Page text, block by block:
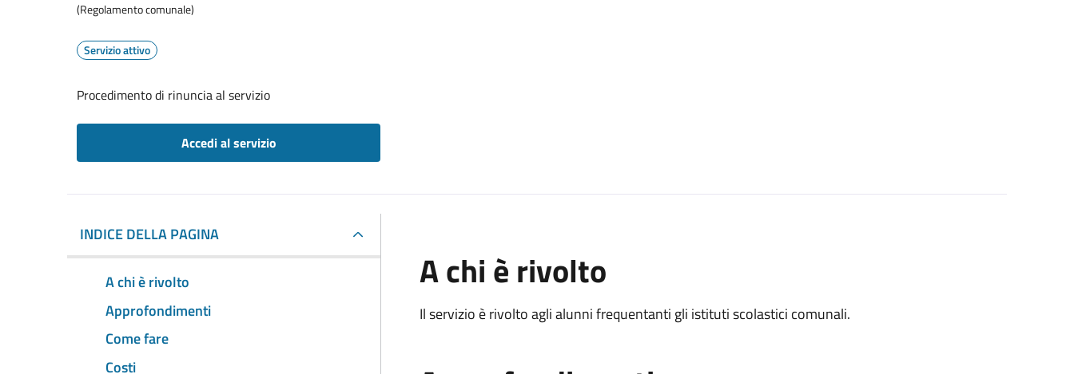
(Regolamento comunale)
Servizio attivo
Procedimento di rinuncia al servizio
Accedi al servizio
INDICE DELLA PAGINA
A chi è rivolto
Approfondimenti
Come fare
Costi
A chi è rivolto
Il servizio è rivolto agli alunni frequentanti gli istituti scolastici comunali.